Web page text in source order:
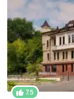
7.5